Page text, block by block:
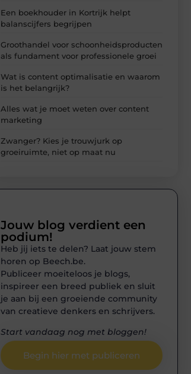
Een boekhouder in Kortrijk helpt
balanscijfers begrijpen
Groothandel voor schoonheidsproducten
als fundament voor professionele groei
Wat is content optimalisatie en waarom
is het belangrijk?
Alles wat je moet weten over content
marketing
Zwanger? Kies je trouwjurk op
groeiruimte, niet op maat nu
Jouw blog verdient een
podium!
Heb jij iets te delen? Laat jouw stem
horen op Beech.be.
Publiceer moeiteloos je blogs,
inspireer een breed publiek en sluit
je aan bij een groeiende community
van creatieve denkers en schrijvers.
Start vandaag nog met bloggen!
Begin hier met publiceren